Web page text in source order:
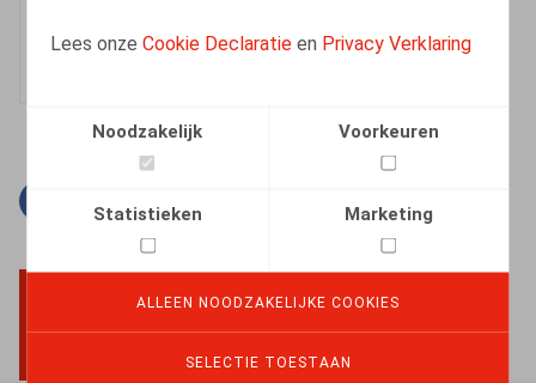
Lees onzeCookie Declaratie en Privacy Verklaring
Noodzakelijk Voorkeuren
Statistieken Marketing
ALLEEN NOODZAKELIJKE COOKIES
SELECTIE TOESTAAN
BACK TO TOP